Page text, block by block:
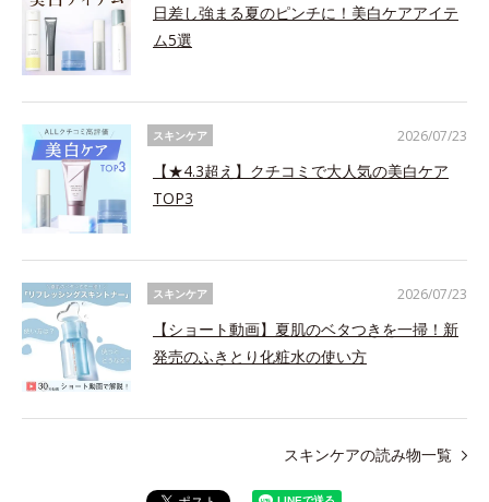
日差し強まる夏のピンチに！美白ケアアイテ
ム5選
スキンケア
【★4.3超え】クチコミで大人気の美白ケア
TOP3
2026/07/23
スキンケア
【ショート動画】夏肌のベタつきを一掃！新
発売のふきとり化粧水の使い方
2026/07/23
スキンケアの読み物一覧